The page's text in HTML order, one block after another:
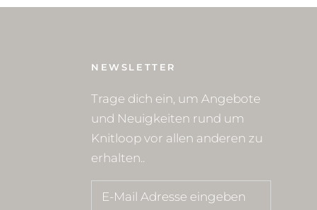
NEWSLETTER
Trage dich ein, um Angebote
und Neuigkeiten rund um
Knitloop vor allen anderen zu
erhalten..